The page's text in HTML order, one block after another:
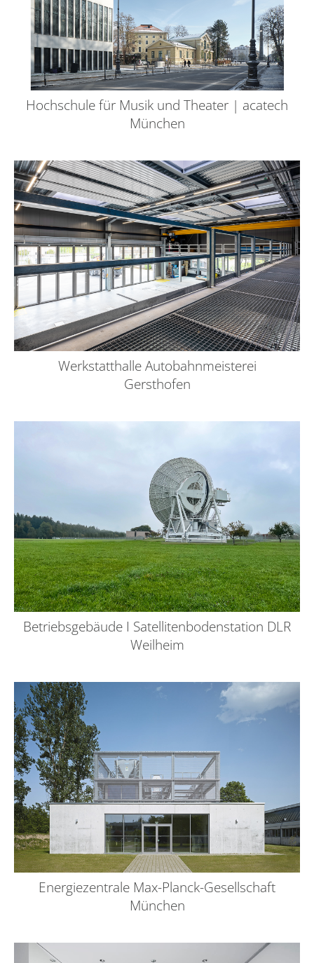
Hochschule für Musik und Theater | acatech
München
Werkstatthalle Autobahnmeisterei
Gersthofen
Betriebsgebäude I Satellitenbodenstation DLR
Weilheim
Energiezentrale Max-Planck-Gesellschaft
München